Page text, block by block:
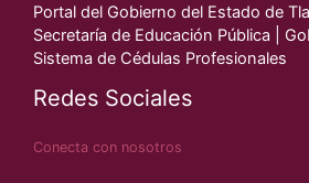
Portal del Gobierno del Estado de
Secretaría de Educación Pública |
Sistema de Cédulas Profesionales
Redes Sociales
Conecta con nosotros